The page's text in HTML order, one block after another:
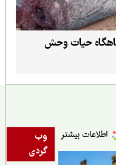
حیات وحش
وب
گردی